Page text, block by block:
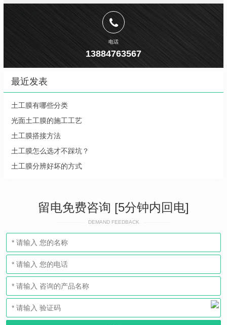
电话
13884763567
最近发表
土工膜有哪些分类
光面土工膜的施工工艺
土工膜搭接方法
土工膜怎么选才不踩坑？
土工膜分辨好坏的方式
留电免费咨询 [5分钟内回电]
DEMAND FEEDBACK